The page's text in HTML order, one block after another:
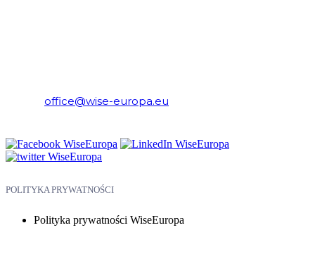
office@wise-europa.eu
POLITYKA PRYWATNOŚCI
Polityka prywatności WiseEuropa